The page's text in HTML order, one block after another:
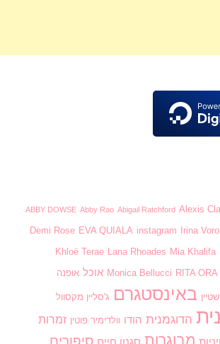
ABBY DOWSE Abby Rao Abigail Ratchford Alexis
Demi Rose EVA QUIALA instagram Irina
Khloë Terae Lana Rhoades Mia Khalifa
Monica Bellucci RITA ORA אוכל אופנה
באינסטגרם ג'סליין מקסוול
הדוגמנית הודו וולדימיר פוטין זמרות
מבוגרות סגנון חיים סיפורים